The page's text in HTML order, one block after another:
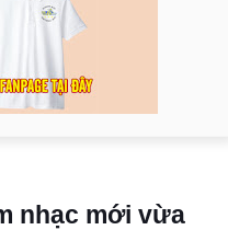
nhạc mới vừa